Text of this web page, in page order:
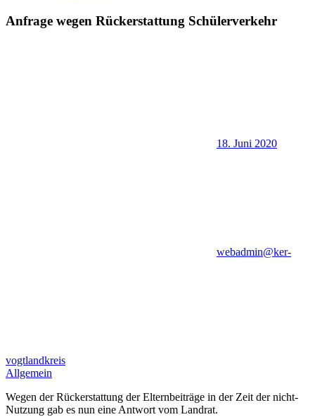
Anfrage wegen Rückerstattung Schülerverkehr
18. Juni 2020
webadmin@ker-
vogtlandkreis
Allgemein
Wegen der Rückerstattung der Elternbeiträge in der Zeit der nicht-
Nutzung gab es nun eine Antwort vom Landrat.